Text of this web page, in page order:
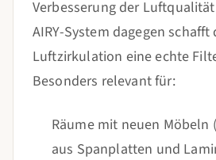
Verbesserung der
AIRY-System dagegen
Luftzirkulation eine echte
Besonders relevant für:
Räume mit neuen Möbeln
aus Spanplatten und